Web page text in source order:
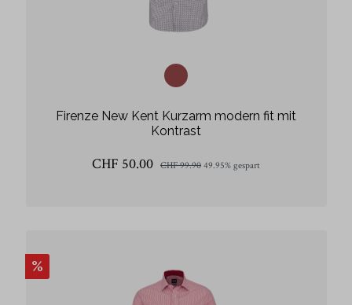
Firenze New Kent Kurzarm modern fit mit
Kontrast
CHF 50.00 CHF 99.90 49.95% gespart
%